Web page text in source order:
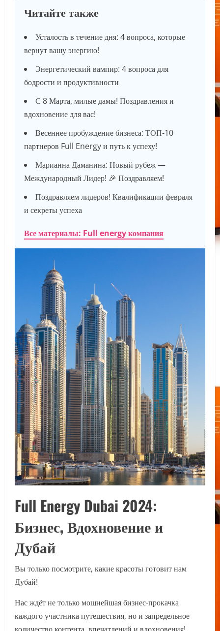
Читайте также
Усталость в течение дня: 4 вопроса, которые
вернут вашу энергию!
Энергетический вампир: 4 вопроса для
бодрости и продуктивности
С 8 Марта, милые дамы! Поздравления и
вдохновение для вас!
Весеннее пробуждение бизнеса: ТОП-10
партнеров Full Energy и путь к успеху!
Марианна Даманина: Новый рубеж —
Международный Лидер! 🎉 Поздравляем!
Поздравляем лидеров! Квалификации февраля
и секреты успеха
Все материалы: Full energy компания
Full Energy Dubai 2024:
Бизнес, Вдохновение и
Дубай
Вы только посмотрите, какие красоты готовит нам
Дубай!
Нас ждёт не только мощнейшая бизнес-прокачка
каждого участника путешествия, но и запредельное